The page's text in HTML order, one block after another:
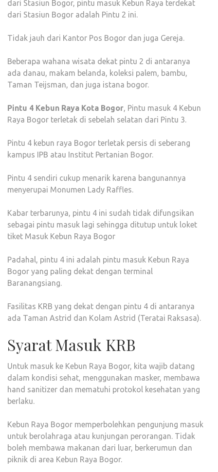
dari Stasiun Bogor, pintu masuk Kebun Raya terdekat
dari Stasiun Bogor adalah Pintu 2 ini.
Tidak jauh dari Kantor Pos Bogor dan juga Gereja.
Beberapa wahana wisata dekat pintu 2 di antaranya
ada danau, makam belanda, koleksi palem, bambu,
Taman Teijsman, dan juga istana bogor.
Pintu 4 Kebun Raya Kota Bogor , Pintu masuk 4 Kebun
Raya Bogor terletak di sebelah selatan dari Pintu 3.
Pintu 4 kebun raya Bogor terletak persis di seberang
kampus IPB atau Institut Pertanian Bogor.
Pintu 4 sendiri cukup menarik karena bangunannya
menyerupai Monumen Lady Raffles.
Kabar terbarunya, pintu 4 ini sudah tidak difungsikan
sebagai pintu masuk lagi sehingga ditutup untuk loket
tiket Masuk Kebun Raya Bogor
Padahal, pintu 4 ini adalah pintu masuk Kebun Raya
Bogor yang paling dekat dengan terminal
Baranangsiang.
Fasilitas KRB yang dekat dengan pintu 4 di antaranya
ada Taman Astrid dan Kolam Astrid (Teratai Raksasa).
Syarat Masuk KRB
Untuk masuk ke Kebun Raya Bogor, kita wajib datang
dalam kondisi sehat, menggunakan masker, membawa
hand sanitizer dan mematuhi protokol kesehatan yang
berlaku.
Kebun Raya Bogor memperbolehkan pengunjung masuk
untuk berolahraga atau kunjungan perorangan. Tidak
boleh membawa makanan dari luar, berkerumun dan
piknik di area Kebun Raya Bogor.